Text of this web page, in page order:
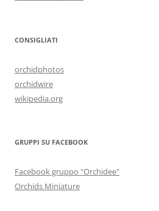
CONSIGLIATI
orchidphotos
orchidwire
wikipedia.org
GRUPPI SU FACEBOOK
Facebook gruppo "Orchidee"
Orchids Miniature